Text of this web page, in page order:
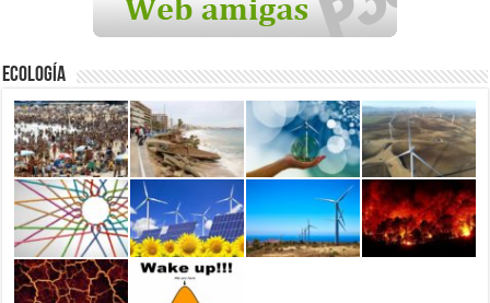
Ecología